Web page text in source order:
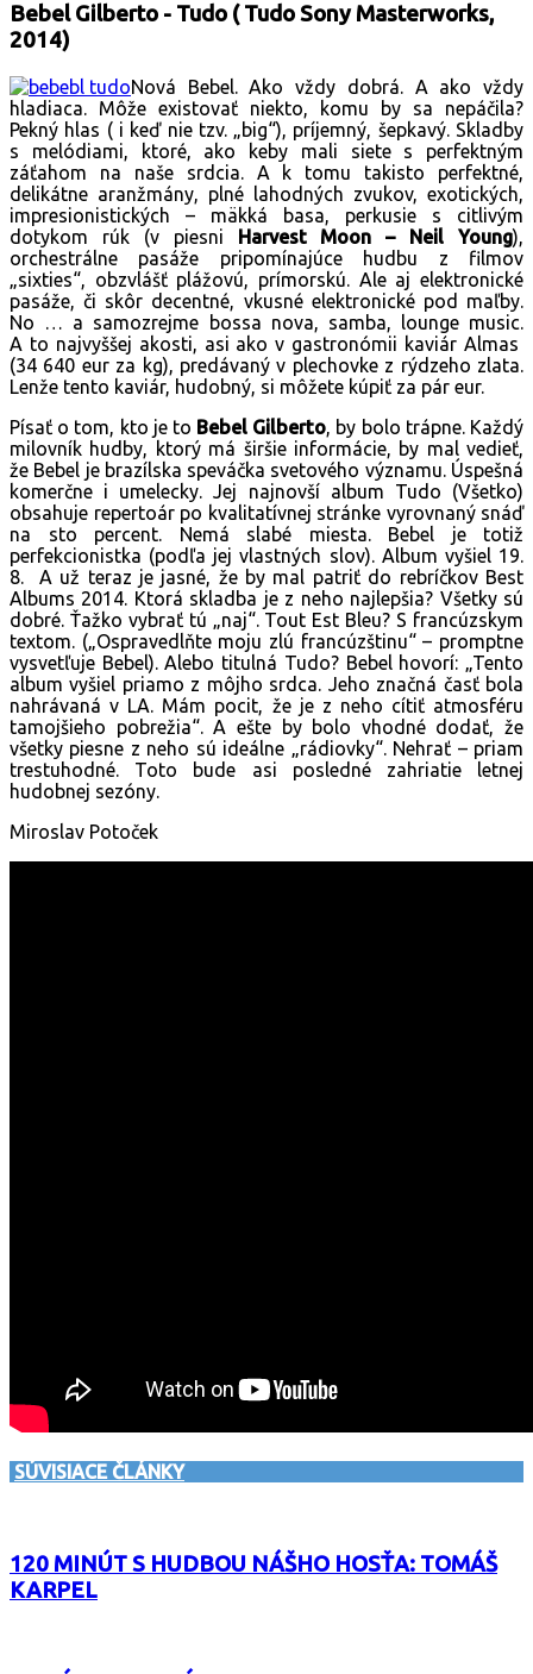
Bebel Gilberto - Tudo ( Tudo Sony Masterworks,
2014)
Nová Bebel. Ako vždy dobrá. A ako vždy
hladiaca. Môže existovať niekto, komu by sa nepáčila?
Pekný hlas ( i keď nie tzv. „big“), príjemný, šepkavý. Skladby
s melódiami, ktoré, ako keby mali siete s perfektným
záťahom na naše srdcia. A k tomu takisto perfektné,
delikátne aranžmány, plné lahodných zvukov, exotických,
impresionistických – mäkká basa, perkusie s citlivým
dotykom rúk (v piesni Harvest Moon – Neil Young),
orchestrálne pasáže pripomínajúce hudbu z filmov
„sixties“, obzvlášť plážovú, prímorskú. Ale aj elektronické
pasáže, či skôr decentné, vkusné elektronické pod maľby.
No … a samozrejme bossa nova, samba, lounge music.
A to najvyššej akosti, asi ako v gastronómii kaviár Almas
(34 640 eur za kg), predávaný v plechovke z rýdzeho zlata.
Lenže tento kaviár, hudobný, si môžete kúpiť za pár eur.
Písať o tom, kto je to Bebel Gilberto, by bolo trápne. Každý
milovník hudby, ktorý má širšie informácie, by mal vedieť,
že Bebel je brazílska speváčka svetového významu. Úspešná
komerčne i umelecky. Jej najnovší album Tudo (Všetko)
obsahuje repertoár po kvalitatívnej stránke vyrovnaný snáď
na sto percent. Nemá slabé miesta. Bebel je totiž
perfekcionistka (podľa jej vlastných slov). Album vyšiel 19.
8. A už teraz je jasné, že by mal patriť do rebríčkov Best
Albums 2014. Ktorá skladba je z neho najlepšia? Všetky sú
dobré. Ťažko vybrať tú „naj“. Tout Est Bleu? S francúzskym
textom. („Ospravedlňte moju zlú francúzštinu“ – promptne
vysvetľuje Bebel). Alebo titulná Tudo? Bebel hovorí: „Tento
album vyšiel priamo z môjho srdca. Jeho značná časť bola
nahrávaná v LA. Mám pocit, že je z neho cítiť atmosféru
tamojšieho pobrežia“. A ešte by bolo vhodné dodať, že
všetky piesne z neho sú ideálne „rádiovky“. Nehrať – priam
trestuhodné. Toto bude asi posledné zahriatie letnej
hudobnej sezóny.
Miroslav Potoček
SÚVISIACE ČLÁNKY
120 MINÚT S HUDBOU NÁŠHO HOSŤA: TOMÁŠ
KARPEL